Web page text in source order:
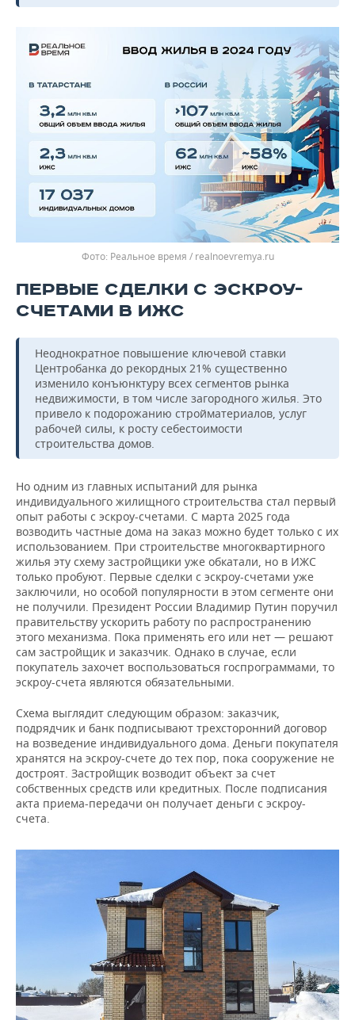
Реальное время / realnoevremya.ru
ПЕРВЫЕ СДЕЛКИ С ЭСКРОУ-
СЧЕТАМИ В ИЖС
Неоднократное повышение ключевой ставки
Центробанка до рекордных 21% существенно
изменило конъюнктуру всех сегментов рынка
недвижимости, в том числе загородного жилья. Это
привело к подорожанию стройматериалов, услуг
рабочей силы, к росту себестоимости
строительства домов.
Но одним из главных испытаний для рынка
индивидуального жилищного строительства стал первый
опыт работы с эскроу-счетами. С марта 2025 года
возводить частные дома на заказ можно будет только с их
использованием. При строительстве многоквартирного
жилья эту схему застройщики уже обкатали, но в ИЖС
только пробуют. Первые сделки с эскроу-счетами уже
заключили, но особой популярности в этом сегменте они
не получили. Президент России Владимир Путин поручил
правительству ускорить работу по распространению
этого механизма. Пока применять его или нет — решают
сам застройщик и заказчик. Однако в случае, если
покупатель захочет воспользоваться госпрограммами, то
эскроу-счета являются обязательными.
Схема выглядит следующим образом: заказчик,
подрядчик и банк подписывают трехсторонний договор
на возведение индивидуального дома. Деньги покупателя
хранятся на эскроу-счете до тех пор, пока сооружение не
достроят. Застройщик возводит объект за счет
собственных средств или кредитных. После подписания
акта приема-передачи он получает деньги с эскроу-
счета.